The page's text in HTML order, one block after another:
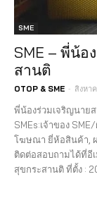
SME
SME – พี่น้อ
สานติ
OTOP & SME - สิงหา
พี่น้องร่วมเจริญนา
SMEs:เจ้าของ
โฆษณา ยี่ห้อสินค้า,
ติดต่อสอบถามได้ที่อี
สุขกระสานติ ที่ตั้ง :